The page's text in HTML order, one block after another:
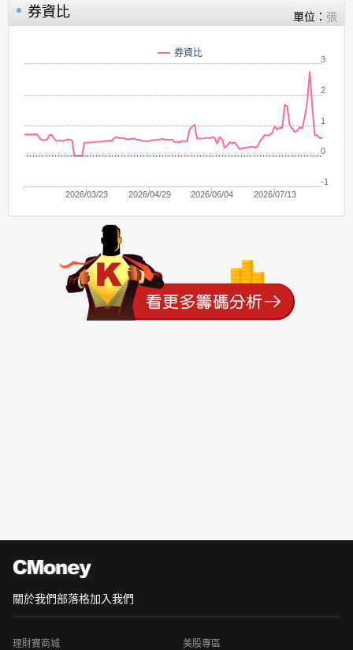
券資比 單位： 張
券資比
2026/03/23 2026/04/29 2026/06/04 2026/07/13
-1
0
1
2
3
關於我們部落格加入我們
理財寶商城 美股專區